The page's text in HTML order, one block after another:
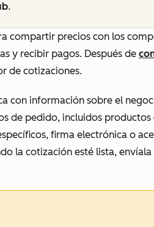
.
compartir precios con los
y recibir pagos. Después de
de cotizaciones.
con información sobre el
de pedido, incluidos
firma electrónica o
la cotización esté lista,